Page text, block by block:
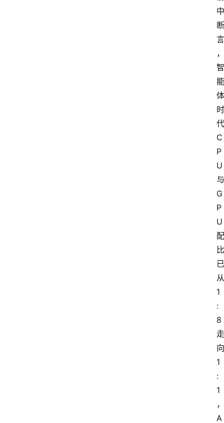
中
断
言
，
智
能
体
时
代
C
P
U
与
G
P
U
配
比
已
从
1
:
8
走
向
1
:
1
，
A